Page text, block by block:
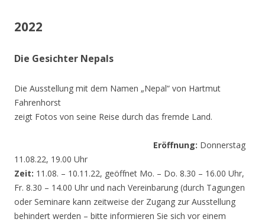
2022
Die Gesichter Nepals
Die Ausstellung mit dem Namen „Nepal“ von Hartmut
Fahrenhorst
zeigt Fotos von seine Reise durch das fremde Land.
Eröffnung: Donnerstag
11.08.22, 19.00 Uhr
Zeit: 11.08. – 10.11.22, geöffnet Mo. – Do. 8.30 – 16.00 Uhr,
Fr. 8.30 – 14.00 Uhr und nach Vereinbarung (durch Tagungen
oder Seminare kann zeitweise der Zugang zur Ausstellung
behindert werden – bitte informieren Sie sich vor einem